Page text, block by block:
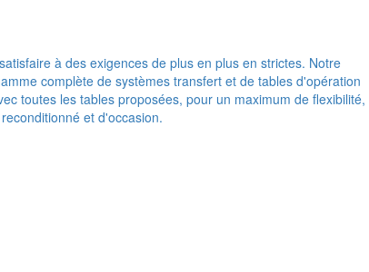
à des exigences de plus en plus en strictes. Notre
complète de systèmes transfert et de tables d'opération
toutes les tables proposées, pour un maximum de flexibilité,
et d'occasion.